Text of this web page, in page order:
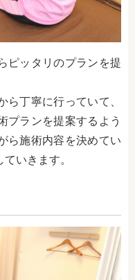
ピッタリのプランを提
丁寧に行っていて、
プランを提案するよう
ら施術内容を決めてい
いきます。